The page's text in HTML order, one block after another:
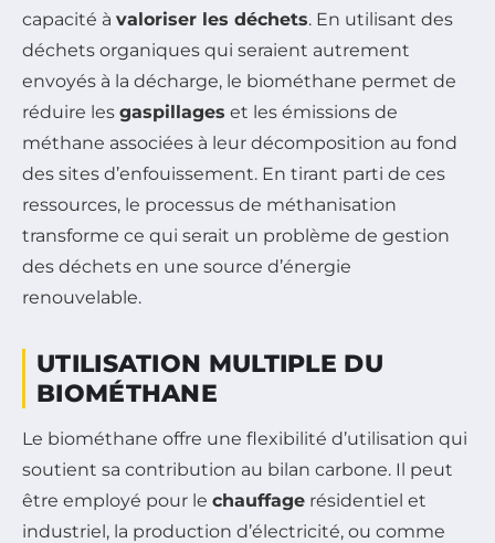
capacité à valoriser les déchets. En utilisant des
déchets organiques qui seraient autrement
envoyés à la décharge, le biométhane permet de
réduire les gaspillages et les émissions de
méthane associées à leur décomposition au fond
des sites d’enfouissement. En tirant parti de ces
ressources, le processus de méthanisation
transforme ce qui serait un problème de gestion
des déchets en une source d’énergie
renouvelable.
UTILISATION MULTIPLE DU
BIOMÉTHANE
Le biométhane offre une flexibilité d’utilisation qui
soutient sa contribution au bilan carbone. Il peut
être employé pour le chauffage résidentiel et
industriel, la production d’électricité, ou comme